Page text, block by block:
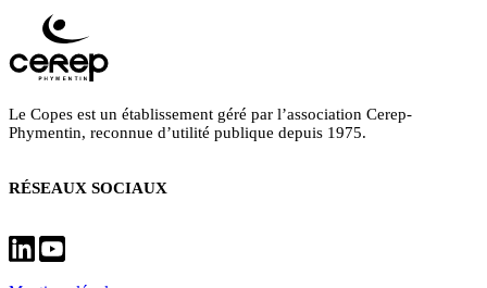
Le Copes est un établissement géré par l’association Cerep-
Phymentin, reconnue d’utilité publique depuis 1975.
RÉSEAUX SOCIAUX